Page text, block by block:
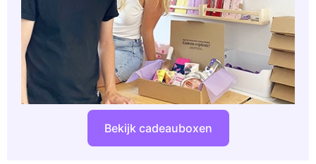
Bekijk cadeauboxen